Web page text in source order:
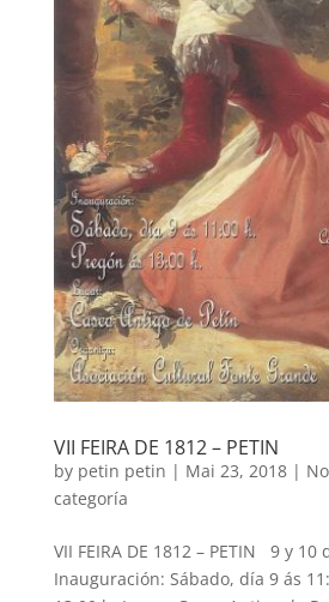
VII FEIRA DE 1812 – PETIN
by petin petin | Mai 23, 2018|
categoría
VII FEIRA DE 1812 – PETIN 9 y 10
Inauguración: Sábado, día 9 ás